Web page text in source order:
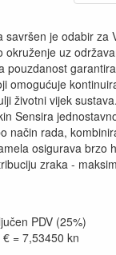
savršen je odabir za
okruženje uz
pouzdanost
omogućuje
životni vijek
Sensira
način rada,
osigurava brzo
zraka -
PDV (25%)
= 7,53450 kn